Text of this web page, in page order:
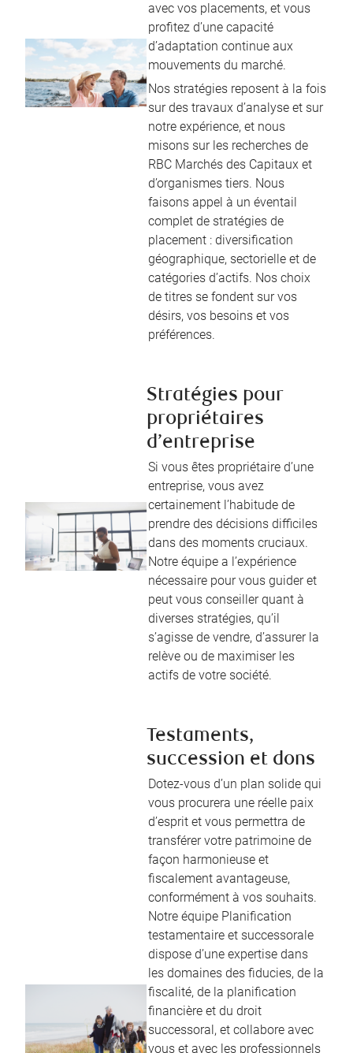
avec vos placements, et vous
profitez d’une capacité
d’adaptation continue aux
mouvements du marché.​
Nos stratégies reposent à la fois
sur des travaux d’analyse et sur
notre expérience, et nous
misons sur les recherches de
RBC Marchés des Capitaux et
d’organismes tiers. Nous
faisons appel à un éventail
complet de stratégies de
placement : diversification
géographique, sectorielle et de
catégories d’actifs. Nos choix
de titres se fondent sur vos
désirs, vos besoins et vos
préférences.
Stratégies pour
propriétaires
d’entreprise
Si vous êtes propriétaire d’une
entreprise, vous avez
certainement l’habitude de
prendre des décisions difficiles
dans des moments cruciaux.
Notre équipe a l’expérience
nécessaire pour vous guider et
peut vous conseiller quant à
diverses stratégies, qu’il
s’agisse de vendre, d’assurer la
relève ou de maximiser les
actifs de votre société.
Testaments,
succession et dons
Dotez-vous d’un plan solide qui
vous procurera une réelle paix
d’esprit et vous permettra de
transférer votre patrimoine de
façon harmonieuse et
fiscalement avantageuse,
conformément à vos souhaits.
Notre équipe Planification
testamentaire et successorale
dispose d’une expertise dans
les domaines des fiducies, de la
fiscalité, de la planification
financière et du droit
successoral, et collabore avec
vous et avec les professionnels